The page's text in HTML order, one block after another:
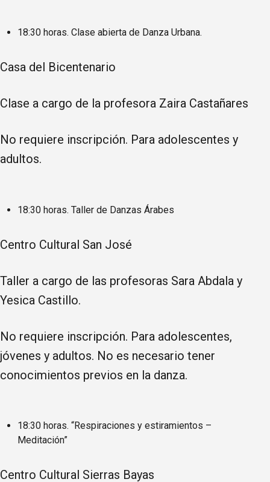
18:30 horas. Clase abierta de Danza Urbana.
Casa del Bicentenario
Clase a cargo de la profesora Zaira Castañares
No requiere inscripción. Para adolescentes y
adultos.
18:30 horas. Taller de Danzas Árabes
Centro Cultural San José
Taller a cargo de las profesoras Sara Abdala y
Yesica Castillo.
No requiere inscripción. Para adolescentes,
jóvenes y adultos. No es necesario tener
conocimientos previos en la danza.
18:30 horas. “Respiraciones y estiramientos –
Meditación”
Centro Cultural Sierras Bayas